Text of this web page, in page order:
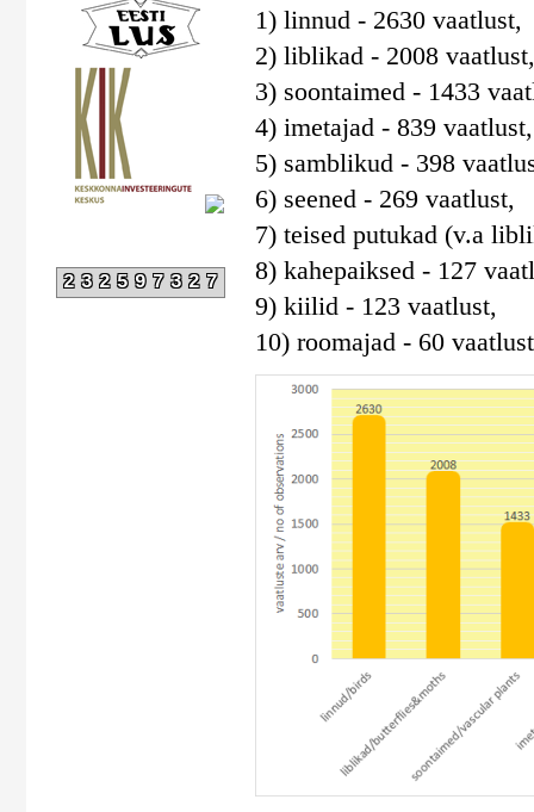
232597327
1) linnud - 2630 vaatlust,
2) liblikad - 2008 vaatlust,
3) soontaimed - 1433
4) imetajad - 839 vaatlust,
5) samblikud - 398
6) seened - 269 vaatlust,
7) teised putukad (v.a
8) kahepaiksed - 127
9) kiilid - 123 vaatlust,
10) roomajad - 60